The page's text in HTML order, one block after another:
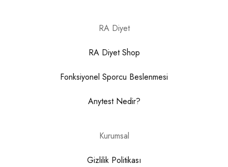
RA Diyet
RA Diyet Shop
Fonksiyonel Sporcu Beslenmesi
Anytest Nedir?
Kurumsal
Gizlilik Politikası